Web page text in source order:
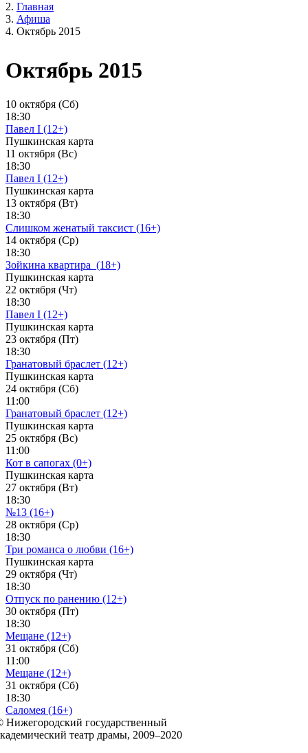
Главная
Афиша
Октябрь 2015
Октябрь 2015
10 октября (Сб)
18:30
Павел I (12+)
Пушкинская карта
11 октября (Вс)
18:30
Павел I (12+)
Пушкинская карта
13 октября (Вт)
18:30
Слишком женатый таксист (16+)
14 октября (Ср)
18:30
Зойкина квартира_(18+)
Пушкинская карта
22 октября (Чт)
18:30
Павел I (12+)
Пушкинская карта
23 октября (Пт)
18:30
Гранатовый браслет (12+)
Пушкинская карта
24 октября (Сб)
11:00
Гранатовый браслет (12+)
Пушкинская карта
25 октября (Вс)
11:00
Кот в сапогах (0+)
Пушкинская карта
27 октября (Вт)
18:30
№13 (16+)
28 октября (Ср)
18:30
Три романса о любви (16+)
Пушкинская карта
29 октября (Чт)
18:30
Отпуск по ранению (12+)
30 октября (Пт)
18:30
Мещане (12+)
31 октября (Сб)
11:00
Мещане (12+)
31 октября (Сб)
18:30
Саломея (16+)
Нижегородский государственный
театр драмы, 2009–2020